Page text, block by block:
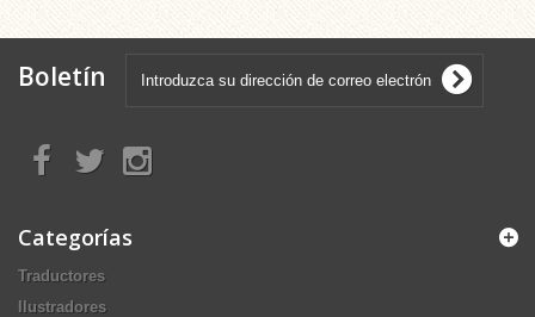
Boletín
Categorías
Traductores
Ilustradores